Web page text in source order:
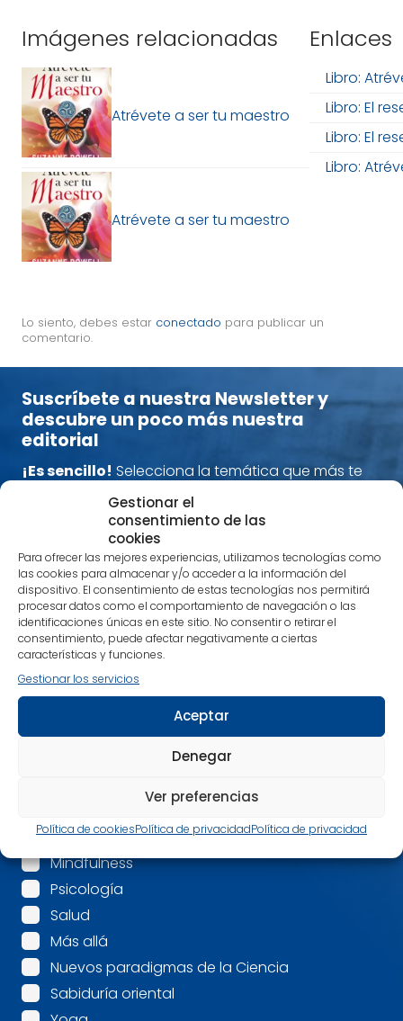
Gestionar el
consentimiento de las
cookies
Para ofrecer las mejores experiencias, utilizamos tecnologías como
las cookies para almacenar y/o acceder a la información del
dispositivo. El consentimiento de estas tecnologías nos permitirá
procesar datos como el comportamiento de navegación o las
identificaciones únicas en este sitio. No consentir o retirar el
consentimiento, puede afectar negativamente a ciertas
características y funciones.
Gestionar los servicios
Aceptar
Denegar
Ver preferencias
Política de cookiesPolítica de privacidadPolítica de privacidad
Imágenes relacionadas
Atrévete a ser tu maestro
Atrévete a ser tu maestro
Enlaces
Libro:
Libro: El
Libro: El
Libro:
Lo siento, debes estar conectado para publicar un
comentario.
Suscríbete a nuestra Newsletter y
descubre un poco más nuestra
editorial
¡Es sencillo! Selecciona la temática que más te
publicaciones más recientes como de noticias
relacionadas con nuestra editorial.
Nos encanta compartir contigo tu pasión por los
libros que despiertan una nueva conciencia.
Alimenta cuerpo, mente y espíritu con nuestras
recomendaciones.
¡Estamos en contacto!
Nombre*
Espiritualidad
Mindfulness
Psicología
Salud
Más allá
Nuevos paradigmas de la Ciencia
Sabiduría oriental